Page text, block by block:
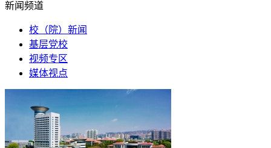
新闻频道
校（院）新闻
基层党校
视频专区
媒体视点